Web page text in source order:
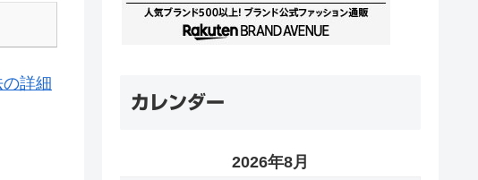
詳細
カレンダー
2026年8月